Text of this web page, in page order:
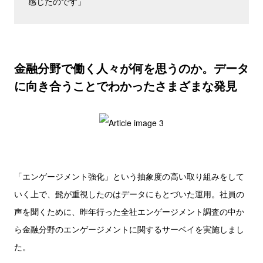
金融分野で働く人々が何を思うのか。データ
に向き合うことでわかったさまざまな発見
「エンゲージメント強化」という抽象度の高い取り組みをして
いく上で、髭が重視したのはデータにもとづいた運用。社員の
声を聞くために、昨年行った全社エンゲージメント調査の中か
ら金融分野のエンゲージメントに関するサーベイを実施しまし
た。